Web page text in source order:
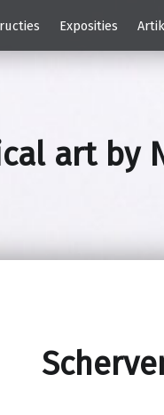
Exposities
art by